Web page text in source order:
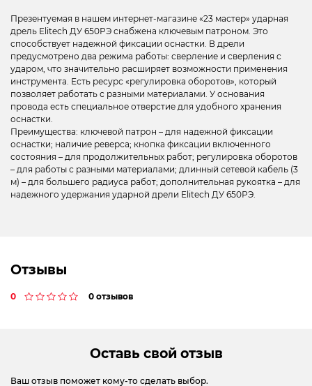
Презентуемая в нашем интернет-магазине «23 мастер» ударная
дрель Elitech ДУ 650РЭ снабжена ключевым патроном. Это
способствует надежной фиксации оснастки. В дрели
предусмотрено два режима работы: сверление и сверления с
ударом, что значительно расширяет возможности применения
инструмента. Есть ресурс «регулировка оборотов», который
позволяет работать с разными материалами. У основания
провода есть специальное отверстие для удобного хранения
оснастки.
Преимущества: ключевой патрон – для надежной фиксации
оснастки; наличие реверса; кнопка фиксации включенного
состояния – для продолжительных работ; регулировка оборотов
– для работы с разными материалами; длинный сетевой кабель (3
м) – для большего радиуса работ; дополнительная рукоятка – для
надежного удержания ударной дрели Elitech ДУ 650РЭ.
Отзывы
0 0 отзывов
Оставь свой отзыв
Ваш отзыв поможет кому-то сделать выбор.